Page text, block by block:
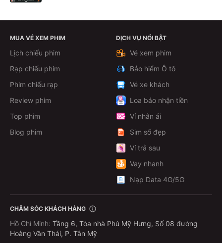
MUA VÉ XEM PHIM
Lịch chiếu phim
Rạp chiếu phim
Phim chiếu rạp
Review phim
Top phim
Blog phim
DỊCH VỤ NỔI BẬT
Vé xem phim
Bảo hiểm Ô tô
Vé xe khách
Loa báo nhận tiền
Ví nhân ái
Sim số đẹp
Ví trả sau
Vay nhanh
Nạp Data 4G/5G
CHĂM SÓC KHÁCH HÀNG
Hồ Chí Minh: Tầng 6, Tòa nhà Phú Mỹ Hưng, Số 08 đường
Hoàng Văn Thái, P. Tân Mỹ